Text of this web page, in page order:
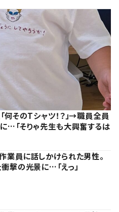
そのTシャツ！？」→職員全員
…「そりゃ先生も大興奮するは
員に話しかけられた男性。
撃の光景に…「えっ」